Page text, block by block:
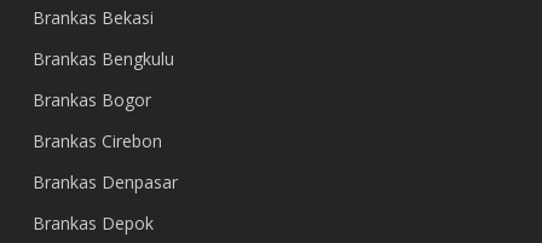
Brankas Bekasi
Brankas Bengkulu
Brankas Bogor
Brankas Cirebon
Brankas Denpasar
Brankas Depok